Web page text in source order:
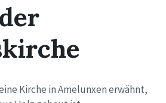
Kirche in Amelunxen erwähnt,